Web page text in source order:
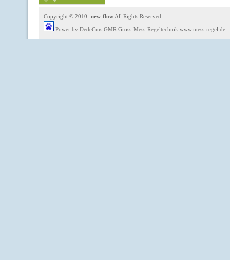
Copyright © 2010- new-flow All Rights Reserved.
Power by DedeCms GMR Gross-Mess-Regeltechnik www.mess-regel.de